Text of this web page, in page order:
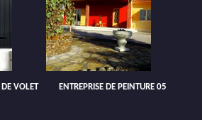
DE VOLET
ENTREPRISE DE PEINTURE 05